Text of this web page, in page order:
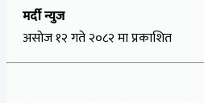
मर्दी न्युज
असाेज १२ गते २०८२ मा प्रकाशित